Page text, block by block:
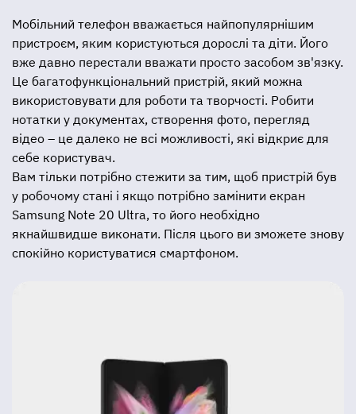
Мобільний телефон вважається найпопулярнішим
пристроєм, яким користуються дорослі та діти. Його
вже давно перестали вважати просто засобом зв'язку.
Це багатофункціональний пристрій, який можна
використовувати для роботи та творчості. Робити
нотатки у документах, створення фото, перегляд
відео – це далеко не всі можливості, які відкриє для
себе користувач.
Вам тільки потрібно стежити за тим, щоб пристрій був
у робочому стані і якщо потрібно замінити екран
Samsung Note 20 Ultra, то його необхідно
якнайшвидше виконати. Після цього ви зможете знову
спокійно користуватися смартфоном.